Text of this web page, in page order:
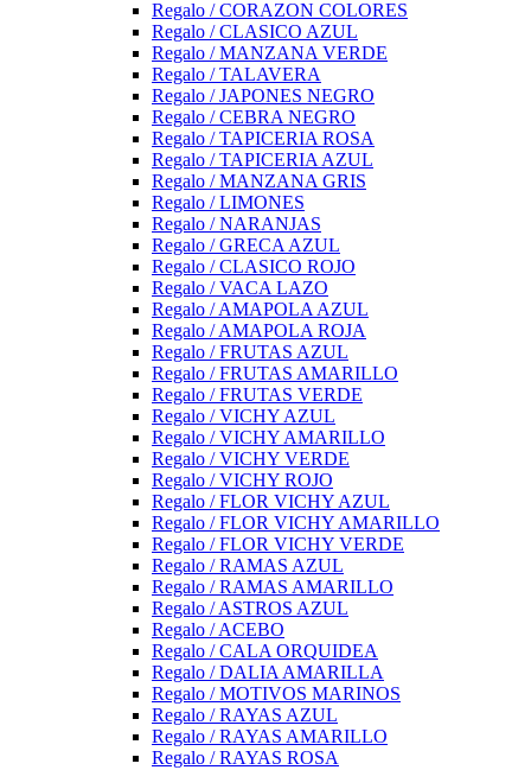
Regalo / CORAZON COLORES
Regalo / CLASICO AZUL
Regalo / MANZANA VERDE
Regalo / TALAVERA
Regalo / JAPONES NEGRO
Regalo / CEBRA NEGRO
Regalo / TAPICERIA ROSA
Regalo / TAPICERIA AZUL
Regalo / MANZANA GRIS
Regalo / LIMONES
Regalo / NARANJAS
Regalo / GRECA AZUL
Regalo / CLASICO ROJO
Regalo / VACA LAZO
Regalo / AMAPOLA AZUL
Regalo / AMAPOLA ROJA
Regalo / FRUTAS AZUL
Regalo / FRUTAS AMARILLO
Regalo / FRUTAS VERDE
Regalo / VICHY AZUL
Regalo / VICHY AMARILLO
Regalo / VICHY VERDE
Regalo / VICHY ROJO
Regalo / FLOR VICHY AZUL
Regalo / FLOR VICHY AMARILLO
Regalo / FLOR VICHY VERDE
Regalo / RAMAS AZUL
Regalo / RAMAS AMARILLO
Regalo / ASTROS AZUL
Regalo / ACEBO
Regalo / CALA ORQUIDEA
Regalo / DALIA AMARILLA
Regalo / MOTIVOS MARINOS
Regalo / RAYAS AZUL
Regalo / RAYAS AMARILLO
Regalo / RAYAS ROSA